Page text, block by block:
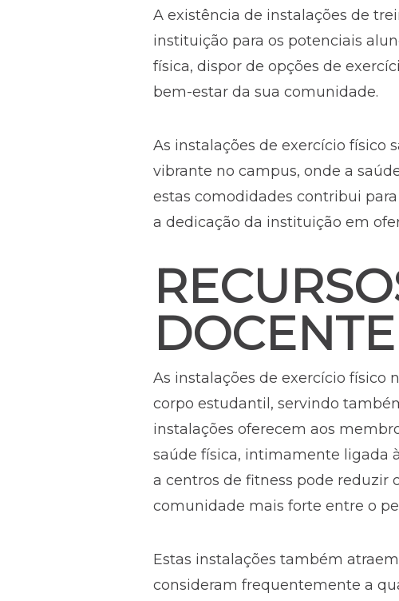
A existência de instalações de
instituição para os potenciais
física, dispor de opções de
bem-estar da sua comunidade.
As instalações de exercício físico
vibrante no campus, onde a
estas comodidades contribui
a dedicação da instituição em
As instalações de exercício físico
corpo estudantil, servindo
instalações oferecem aos
saúde física, intimamente ligada
a centros de fitness pode reduzir
comunidade mais forte entre o
Estas instalações também
consideram frequentemente a